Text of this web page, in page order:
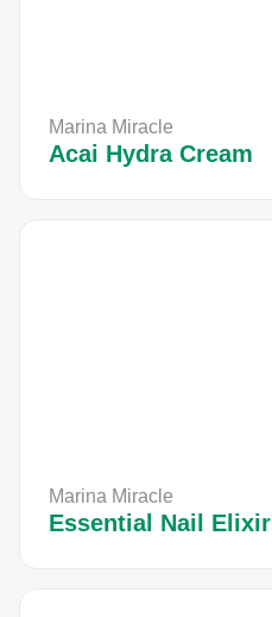
Marina Miracle
Acai Hydra Cream
Marina Miracle
Essential Nail Elixir